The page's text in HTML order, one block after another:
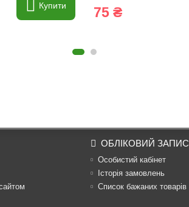
Купити 75 ₴
ОБЛІКОВИЙ ЗАПИС
Особистий кабінет
Історія замовлень
Список бажаних товарів